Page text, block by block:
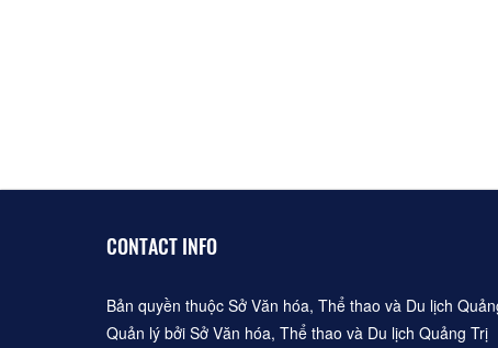
CONTACT INFO
Bản quyền thuộc Sở Văn hóa, Thể thao và Du lịch
Quản lý bởi Sở Văn hóa, Thể thao và Du lịch Quảng Trị